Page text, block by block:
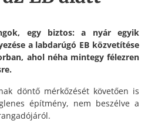
egy biztos: a nyár egyik
a labdarúgó EB közvetítése
ahol néha mintegy félezren
döntő mérkőzését követően is
építmény, nem beszélve a